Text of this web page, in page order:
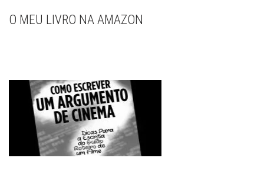
O MEU LIVRO NA AMAZON